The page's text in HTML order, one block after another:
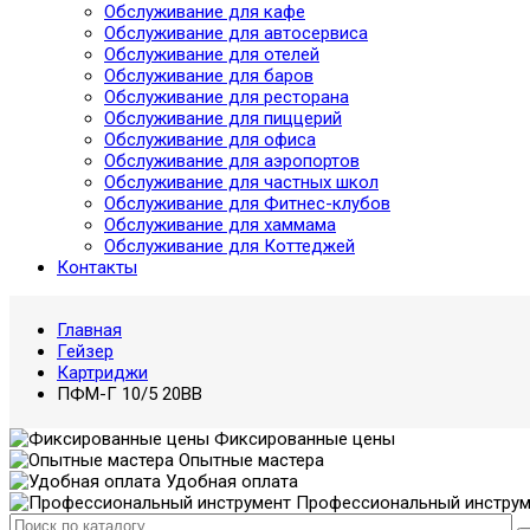
Обслуживание для кафе
Обслуживание для автосервиса
Обслуживание для отелей
Обслуживание для баров
Обслуживание для ресторана
Обслуживание для пиццерий
Обслуживание для офиса
Обслуживание для аэропортов
Обслуживание для частных школ
Обслуживание для Фитнес-клубов
Обслуживание для хаммама
Обслуживание для Коттеджей
Контакты
Главная
Гейзер
Картриджи
ПФМ-Г 10/5 20BB
Фиксированные цены
Опытные мастера
Удобная оплата
Профессиональный